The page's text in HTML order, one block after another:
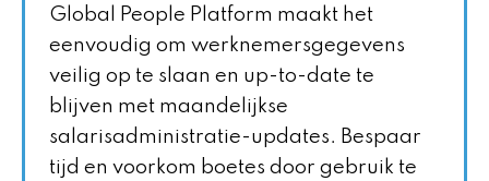
Global People Platform maakt het
eenvoudig om werknemersgegevens
veilig op te slaan en up-to-date te
blijven met maandelijkse
salarisadministratie-updates. Bespaar
tijd en voorkom boetes door gebruik te